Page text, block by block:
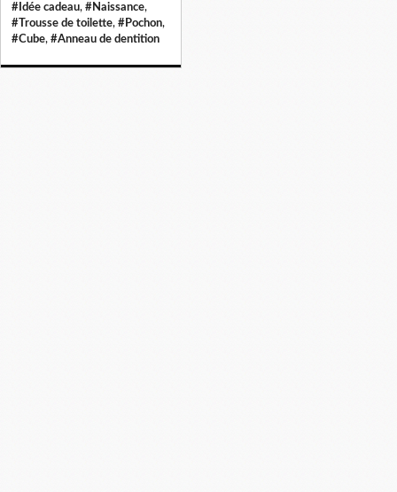
#Idée cadeau, #Naissance,
#Trousse de toilette, #Pochon,
#Cube, #Anneau de dentition